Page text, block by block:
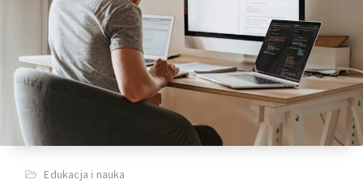
Edukacja i nauka